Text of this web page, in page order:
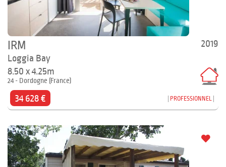
2019
IRM
Loggia Bay
8.50 x 4.25m
24 - Dordogne (France)
34 628 € PROFESSIONNEL